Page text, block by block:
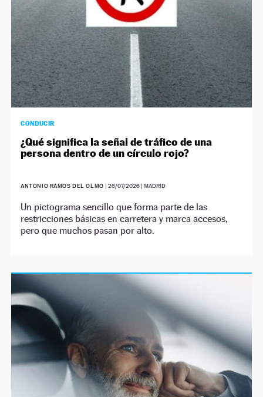
CONDUCIR
¿Qué significa la señal de tráfico de una
persona dentro de un círculo rojo?
ANTONIO RAMOS DEL OLMO | 26/07/2026| MADRID
Un pictograma sencillo que forma parte de las
restricciones básicas en carretera y marca accesos,
pero que muchos pasan por alto.